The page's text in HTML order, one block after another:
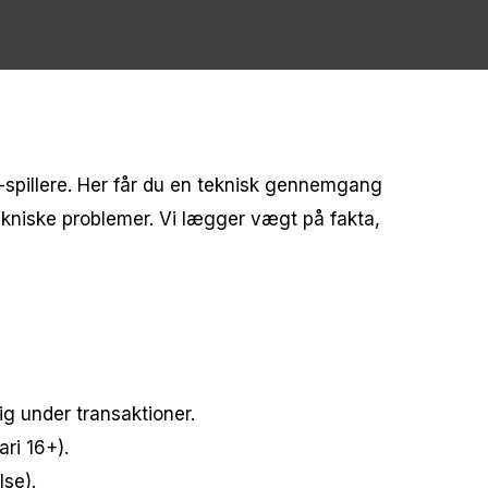
spillere. Her får du en teknisk gennemgang
problemer. Vi lægger vægt på fakta,
under transaktioner.
16+).